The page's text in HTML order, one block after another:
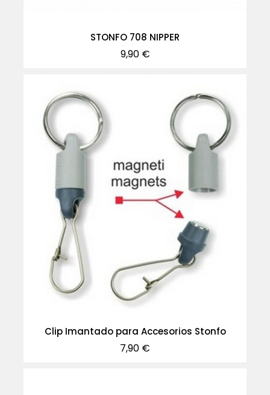
STONFO 708 NIPPER
Precio
9,90 €
Clip Imantado para Accesorios Stonfo
Precio
7,90 €